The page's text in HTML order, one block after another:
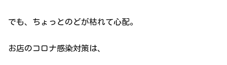
でも、ちょっとのどが枯れて心配。
お店のコロナ感染対策は、